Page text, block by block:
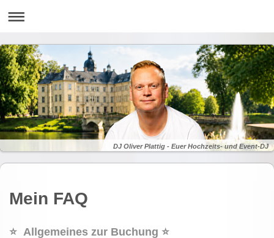
DJ Oliver Plattig - Euer Hochzeits- und Event-DJ
Mein FAQ
⭐️ Allgemeines zur Buchung ⭐️